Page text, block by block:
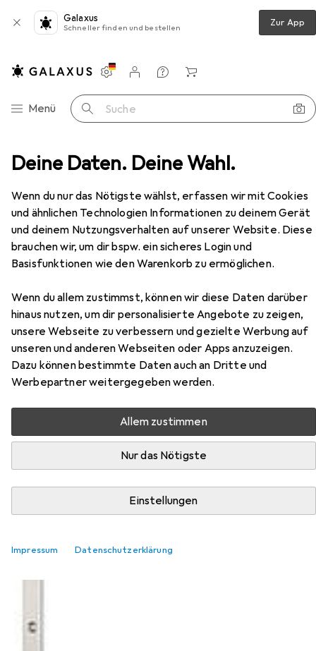
Deine Daten. Deine Wahl.
Wenn du nur das Nötigste wählst, erfassen wir mit Cookies
und ähnlichen Technologien Informationen zu deinem Gerät
und deinem Nutzungsverhalten auf unserer Website. Diese
brauchen wir, um dir bspw. ein sicheres Login und
Basisfunktionen wie den Warenkorb zu ermöglichen.
Wenn du allem zustimmst, können wir diese Daten darüber
hinaus nutzen, um dir personalisierte Angebote zu zeigen,
unsere Webseite zu verbessern und gezielte Werbung auf
unseren und anderen Webseiten oder Apps anzuzeigen.
Dazu können bestimmte Daten auch an Dritte und
Werbepartner weitergegeben werden.
Allem zustimmen
Nur das Nötigste
Einstellungen
Impressum Datenschutzerklärung
Galaxus
Schneller finden und bestellen Zur App
Navigation nach Kategorien
Menü Suche
Einstellungen
Kundenkonto
Vergleichslisten
Merklisten
Warenkorb
Mehrpunktverriegelungen AutoTribloc 40344PE-SV